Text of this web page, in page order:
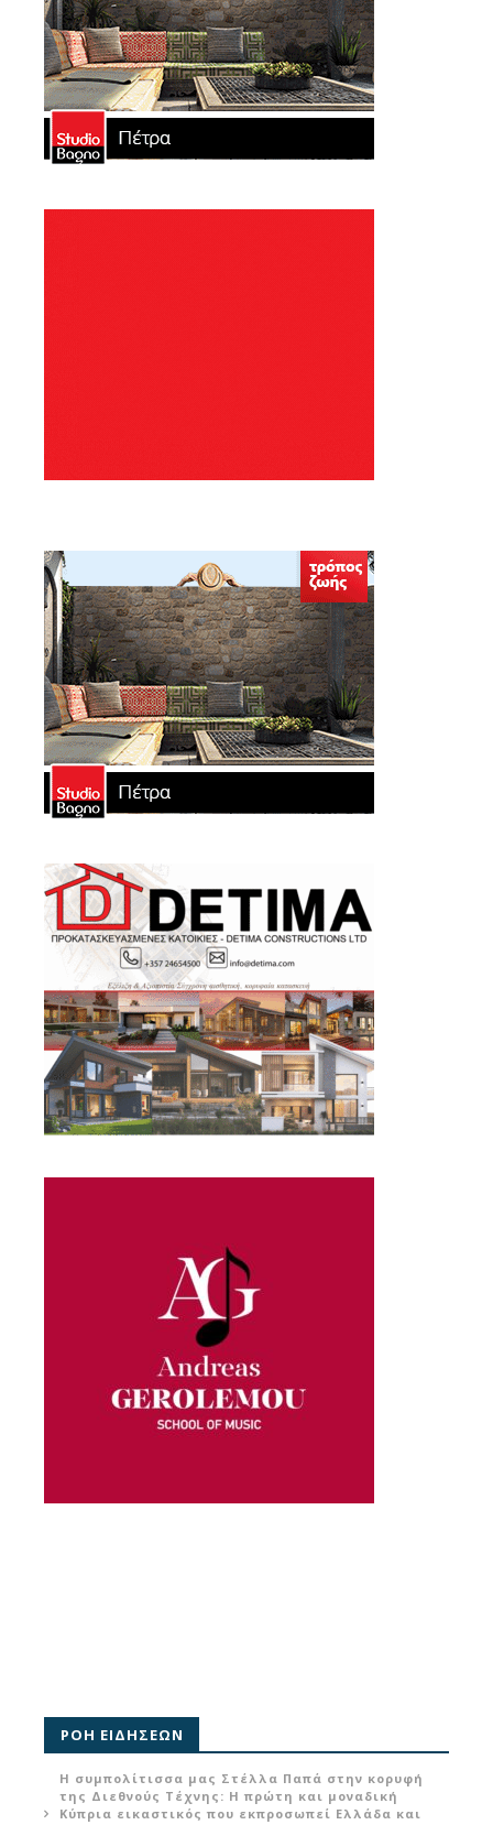
ΡΟΗ ΕΙΔΗΣΕΩΝ
Η συμπολίτισσα μας Στέλλα Παπά στην κορυφή
της Διεθνούς Τέχνης: Η πρώτη και μοναδική
Κύπρια εικαστικός που εκπροσωπεί Ελλάδα και